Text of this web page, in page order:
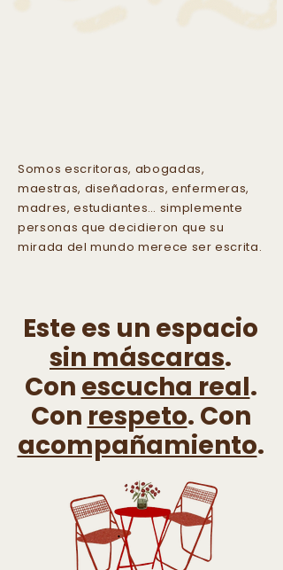
Somos escritoras, abogadas,
maestras, diseñadoras, enfermeras,
madres, estudiantes… simplemente
personas que decidieron que su
mirada del mundo merece ser escrita.
Este es un espacio
sin máscaras.
Con escucha real.
Con respeto. Con
acompañamiento.